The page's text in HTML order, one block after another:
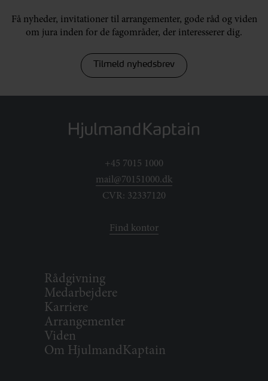
Få nyheder, invitationer til arrangementer, gode råd og viden
om jura inden for de fagområder, der interesserer dig.
Tilmeld nyhedsbrev
+45 7015 1000
mail@70151000.dk
CVR: 32337120
Find kontor
Rådgivning
Medarbejdere
Karriere
Arrangementer
Viden
Om HjulmandKaptain